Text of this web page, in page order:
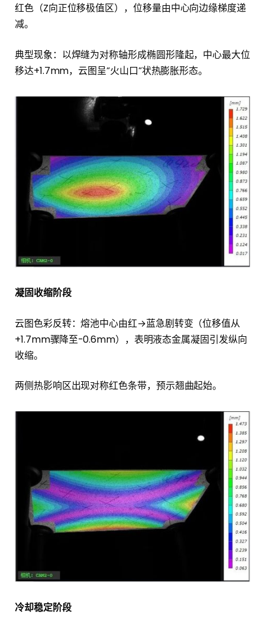
红色（Z向正位移极值区），位移量由中心向边缘梯度递
减。
典型现象：以焊缝为对称轴形成椭圆形隆起，中心最大位
移达+1.7mm，云图呈”火山口”状热膨胀形态。
凝固收缩阶段
云图色彩反转：熔池中心由红→蓝急剧转变（位移值从
+1.7mm骤降至-0.6mm），表明液态金属凝固引发纵向
收缩。
两侧热影响区出现对称红色条带，预示翘曲起始。
冷却稳定阶段